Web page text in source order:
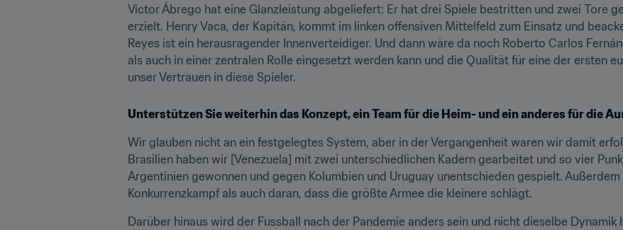
Víctor Ábrego hat eine Glanzleistung abgeliefert: Er hat drei Spiele bestritten und zwei Tore
erzielt. Henry Vaca, der Kapitän, kommt im linken offensiven Mittelfeld zum Einsatz und
Reyes ist ein herausragender Innenverteidiger. Und dann wäre da noch Roberto Carlos
als auch in einer zentralen Rolle eingesetzt werden kann und die Qualität für eine der ersten
unser Vertrauen in diese Spieler.
Unterstützen Sie weiterhin das Konzept, ein Team für die Heim- und ein anderes für die
Wir glauben nicht an ein festgelegtes System, aber in der Vergangenheit waren wir damit
Brasilien haben wir [Venezuela] mit zwei unterschiedlichen Kadern gearbeitet und so vier
Argentinien gewonnen und gegen Kolumbien und Uruguay unentschieden gespielt.
Konkurrenzkampf als auch daran, dass die größte Armee die kleinere schlägt.
Darüber hinaus wird der Fussball nach der Pandemie anders sein und nicht dieselbe